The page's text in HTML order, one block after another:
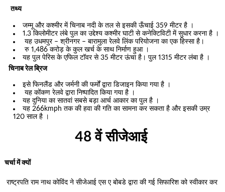
तथ्य
जम्मू और कश्मीर में चिनाब नदी के तल से इसकी ऊँचाई 359 मीटर है ।
1.3 किलोमीटर लंबे पुल का उद्देश्य कश्मीर घाटी से कनेक्टिविटी में सुधार करना है ।
यह उधमपुर – श्रीनगर – बारामुला रेलवे लिंक परियोजना का एक हिस्सा है।
रु 1,486 करोड़ के कुल खर्च के साथ निर्माण हुआ ।
यह पुल पेरिस के एफिल टॉवर से 35 मीटर ऊंचा है। पुल 1315 मीटर लंबा है ।
चिनाब रेल ब्रिज
इसे फिनलैंड और जर्मनी की फर्मों द्वारा डिजाइन किया गया है ।
यह कोंकण रेलवे द्वारा निष्पादित किया गया है ।
यह दुनिया का सातवां सबसे बड़ा आर्च आकार का पुल है ।
यह 266kmph तक की हवा की गति का सामना कर सकता है और इसकी उम्र
120 साल है ।
48 वें सीजेआई
चर्चा में क्यों
राष्ट्रपति राम नाथ कोविंद ने सीजेआई एस ए बोबडे द्वारा की गई सिफारिश को स्वीकार कर